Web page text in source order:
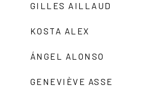
GILLES AILLAUD
KOSTA ALEX
ÁNGEL ALONSO
GENEVIÈVE ASSE